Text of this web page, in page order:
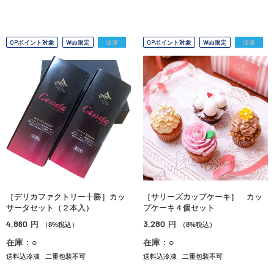
OPポイント対象 Web限定 冷凍
［デリカファクトリー十勝］カッ
サータセット（２本入）
4,860 円 （8%税込）
在庫：○
送料込冷凍 二重包装不可
OPポイント対象 Web限定 冷凍
［サリーズカップケーキ］ カッ
プケーキ４個セット
3,280 円 （8%税込）
在庫：○
送料込冷凍 二重包装不可